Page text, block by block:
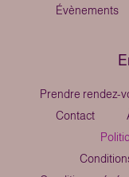
Évènements
Prendre rendez-
Contact